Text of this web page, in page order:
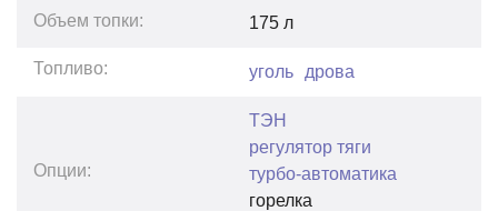
Объем топки: 175 л
Топливо: уголь дрова
Опции:
ТЭН
регулятор тяги
турбо-автоматика
горелка